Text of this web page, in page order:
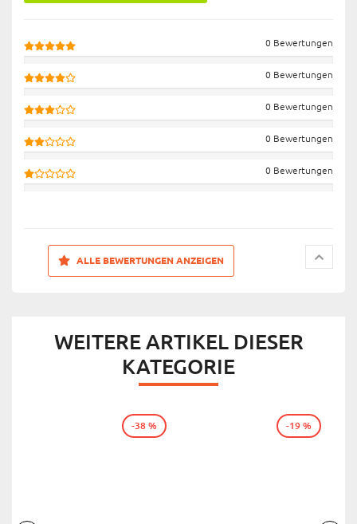
0 Bewertungen
0 Bewertungen
0 Bewertungen
0 Bewertungen
0 Bewertungen
ALLE BEWERTUNGEN ANZEIGEN
WEITERE ARTIKEL DIESER
KATEGORIE
-38 % -19 %